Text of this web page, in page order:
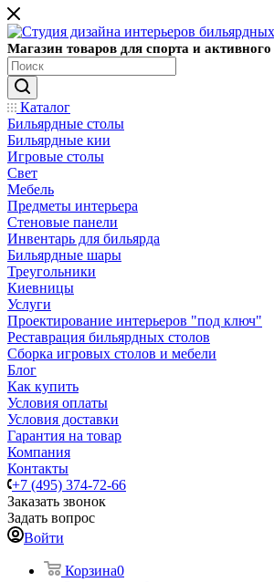
Магазин товаров для спорта и
Каталог
Бильярдные столы
Бильярдные кии
Игровые столы
Свет
Мебель
Предметы интерьера
Стеновые панели
Инвентарь для бильярда
Бильярдные шары
Треугольники
Киевницы
Услуги
Проектирование интерьеров "под ключ"
Реставрация бильярдных столов
Сборка игровых столов и мебели
Блог
Как купить
Условия оплаты
Условия доставки
Гарантия на товар
Компания
Контакты
+7 (495) 374-72-66
Заказать звонок
Задать вопрос
Войти
Корзина0